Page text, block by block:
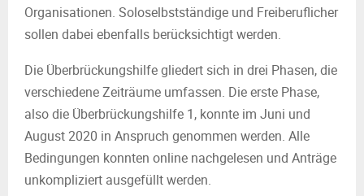
Organisationen. Soloselbstständige und Freiberuflicher
sollen dabei ebenfalls berücksichtigt werden.
Die Überbrückungshilfe gliedert sich in drei Phasen, die
verschiedene Zeiträume umfassen. Die erste Phase,
also die Überbrückungshilfe 1, konnte im Juni und
August 2020 in Anspruch genommen werden. Alle
Bedingungen konnten online nachgelesen und Anträge
unkompliziert ausgefüllt werden.